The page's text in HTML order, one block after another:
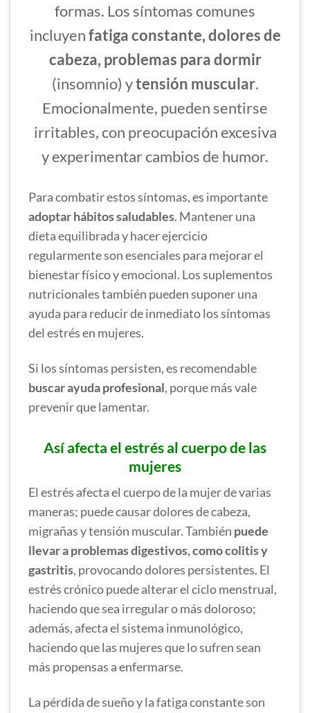
formas. Los síntomas comunes
incluyenfatiga constante, dolores de
cabeza, problemas para dormir
(insomnio) ytensión muscular.
Emocionalmente, pueden sentirse
irritables, con preocupación excesiva
y experimentar cambios de humor.
Para combatir estos síntomas, es importante
adoptar hábitos saludables. Mantener una
dieta equilibrada y hacer ejercicio
regularmente son esenciales para mejorar el
bienestar físico y emocional. Los suplementos
nutricionales también pueden suponer una
ayuda para reducir de inmediato los síntomas
del estrés en mujeres.
Si los síntomas persisten, es recomendable
buscar ayuda profesional, porque más vale
prevenir que lamentar.
Así afecta el estrés al cuerpo de las
mujeres
El estrés afecta el cuerpo de la mujer de varias
maneras; puede causar dolores de cabeza,
migrañas y tensión muscular. También puede
llevar a problemas digestivos, como colitis y
gastritis, provocando dolores persistentes. El
estrés crónico puede alterar el ciclo menstrual,
haciendo que sea irregular o más doloroso;
además, afecta el sistema inmunológico,
haciendo que las mujeres que lo sufren sean
más propensas a enfermarse.
La pérdida de sueño y la fatiga constante son